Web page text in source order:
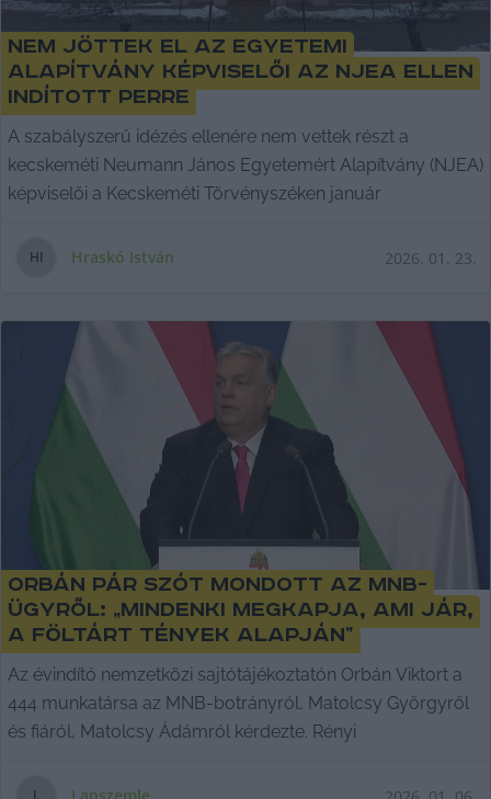
Nem jöttek el az egyetemi
alapítvány képviselői az NJEA ellen
indított perre
A szabályszerű idézés ellenére nem vettek részt a
kecskeméti Neumann János Egyetemért Alapítvány (NJEA)
képviselői a Kecskeméti Törvényszéken január
HI Hraskó István 2026. 01. 23.
Orbán pár szót mondott az MNB-
ügyről: „mindenki megkapja, ami jár,
a föltárt tények alapján”
Az évindító nemzetközi sajtótájékoztatón Orbán Viktort a
444 munkatársa az MNB-botrányról, Matolcsy Györgyről
és fiáról, Matolcsy Ádámról kérdezte. Rényi